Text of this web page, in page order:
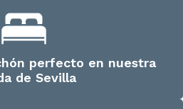
perfecto en nuestra
de Sevilla